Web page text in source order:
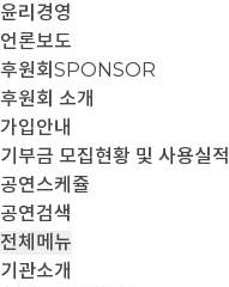
윤리경영
언론보도
후원회 SPONSOR
후원회 소개
가입안내
기부금 모집현황 및 사용실적
공연스케쥴
공연검색
전체메뉴
기관소개